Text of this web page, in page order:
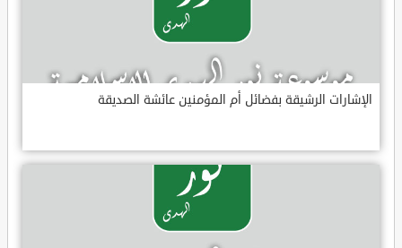
الإشارات الرشيقة بفضائل أم المؤمنين عائشة الصديقة